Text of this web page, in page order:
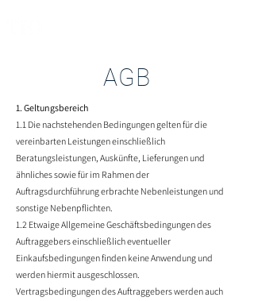
AGB
1. Geltungsbereich
1.1 Die nachstehenden Bedingungen gelten für die
vereinbarten Leistungen einschließlich
Beratungsleistungen, Auskünfte, Lieferungen und
ähnliches sowie für im Rahmen der
Auftragsdurchführung erbrachte Nebenleistungen und
sonstige Nebenpflichten.
1.2 Etwaige Allgemeine Geschäftsbedingungen des
Auftraggebers einschließlich eventueller
Einkaufsbedingungen finden keine Anwendung und
werden hiermit ausgeschlossen.
Vertragsbedingungen des Auftraggebers werden auch